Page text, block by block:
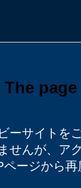
ーサイトを
せんが、 ア
ページから再